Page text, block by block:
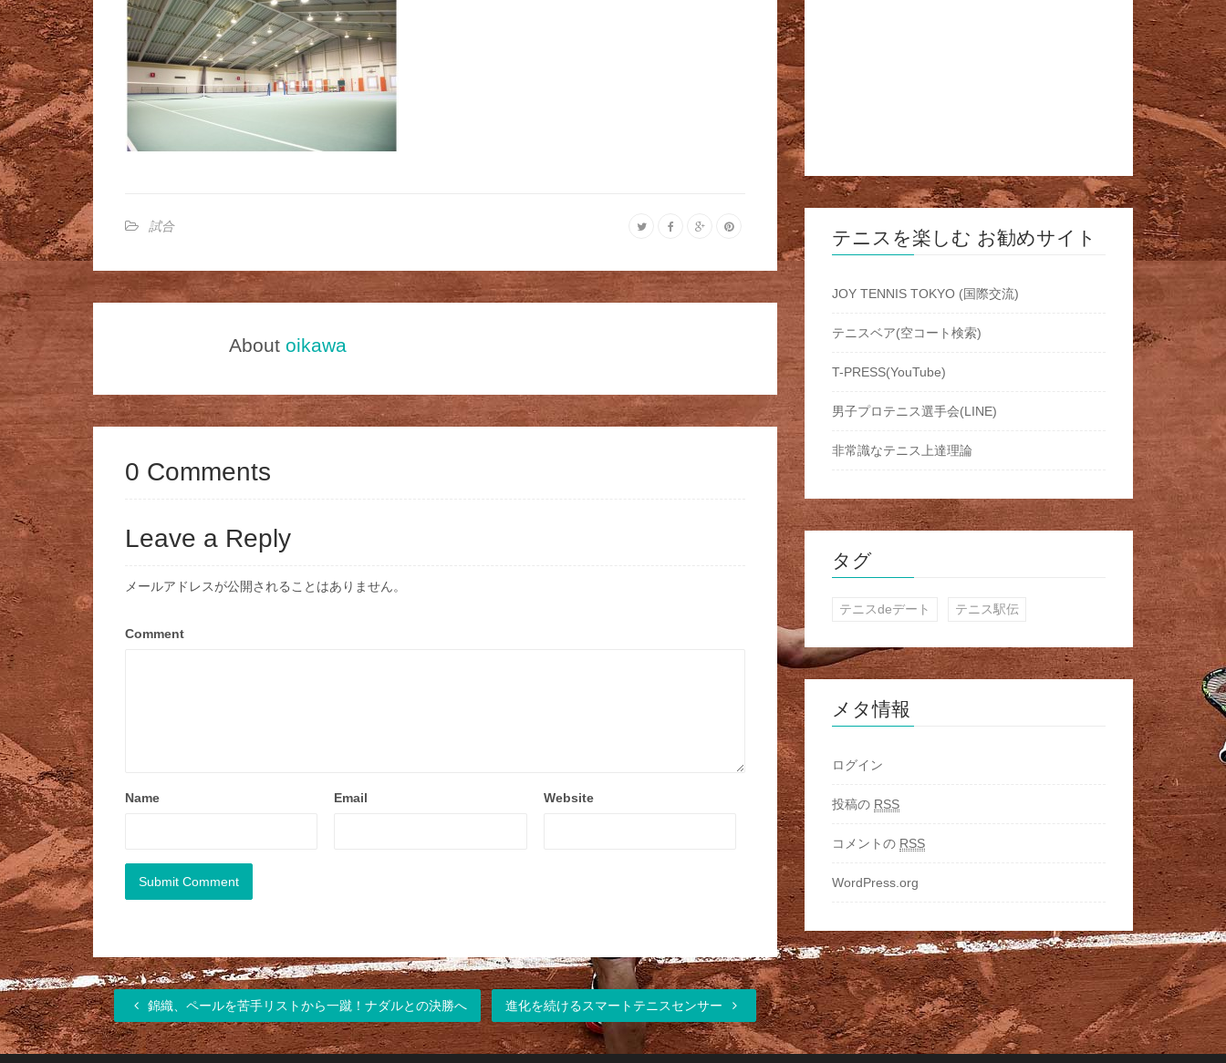
試合
About oikawa
0 Comments
Leave a Reply
メールアドレスが公開されることはありません。
Comment
Name Email Website
錦織、ペールを苦手リストから一蹴！ナダルとの決勝へ 進化を続けるスマートテニスセンサー
テニスを楽しむ お勧めサイト
JOY TENNIS TOKYO (国際交流)
テニスベア(空コート検索)
T-PRESS(YouTube)
男子プロテニス選手会(LINE)
非常識なテニス上達理論
タグ
テニスdeデート テニス駅伝
メタ情報
ログイン
投稿の RSS
コメントの RSS
WordPress.org